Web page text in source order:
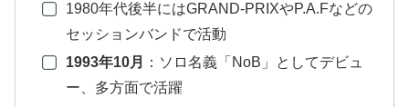
1980年代後半にはGRAND-PRIXやP.A.Fなどの
セッションバンドで活動
1993年10月
：ソロ名義「NoB」としてデビュ
ー、多方面で活躍